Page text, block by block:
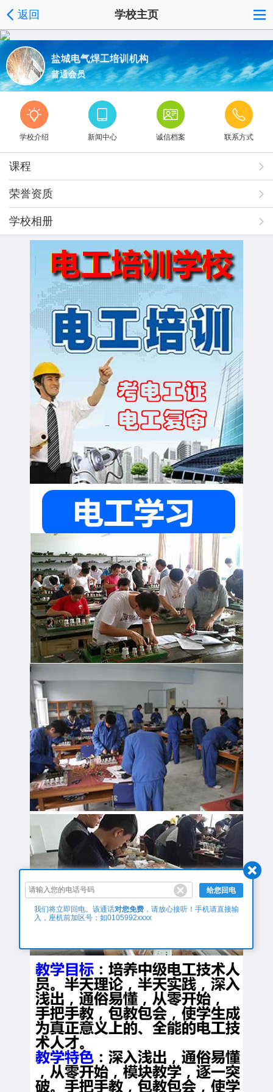
返回 学校主页
盐城电气焊工培训机构
普通会员
学校介绍 新闻中心 诚信档案 联系方式
课程
荣誉资质
学校相册
给您回电
我们将立即回电。该通话对您免费，请放心接听！手机请直接输
入，座机前加区号：如0105992xxxx